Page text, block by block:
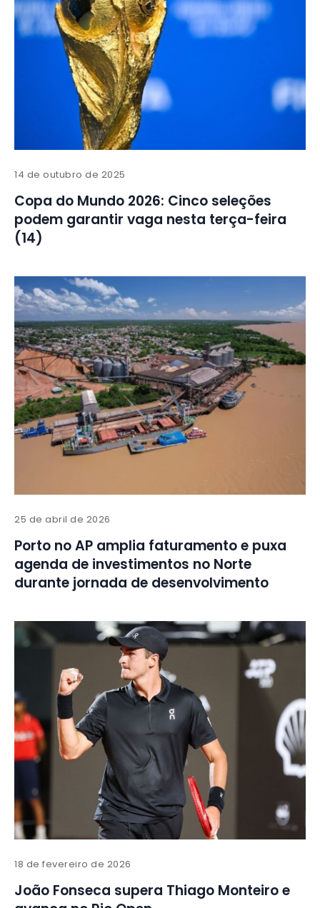
14 de outubro de 2025
Copa do Mundo 2026: Cinco seleções
podem garantir vaga nesta terça-feira
(14)
25 de abril de 2026
Porto no AP amplia faturamento e puxa
agenda de investimentos no Norte
durante jornada de desenvolvimento
18 de fevereiro de 2026
João Fonseca supera Thiago Monteiro e